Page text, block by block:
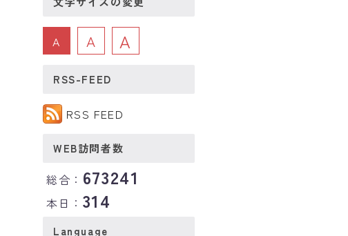
A A A
RSS-FEED
RSS FEED
WEB訪問者数
総合： 673241
本日： 314
Language